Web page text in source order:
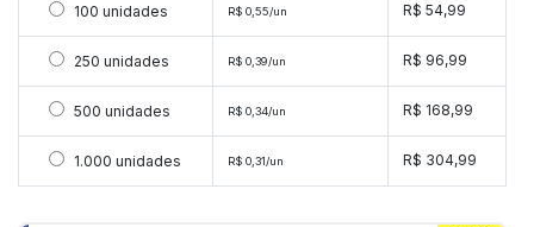
Selecionar 100 unidades
100 unidades R$ 0,55/un R$ 54,99
Selecionar 250 unidades
250 unidades R$ 0,39/un R$ 96,99
Selecionar 500 unidades
500 unidades R$ 0,34/un R$ 168,99
Selecionar 1000 unidades
1.000 unidades R$ 0,31/un R$ 304,99